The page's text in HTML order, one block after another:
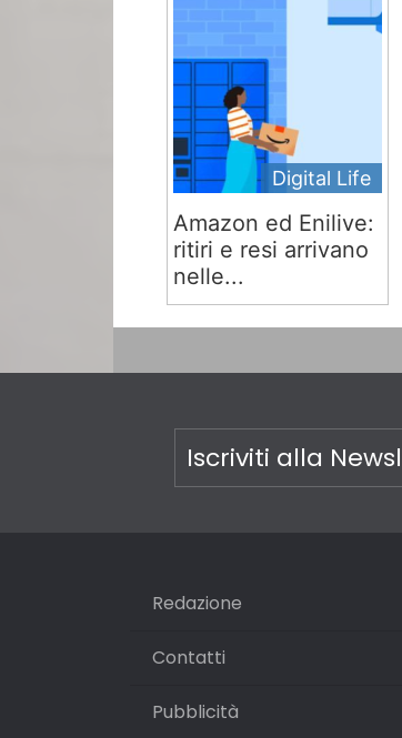
Digital Life
Amazon ed Enilive:
ritiri e resi arrivano
nelle...
Iscriviti alla
Redazione
Contatti
Pubblicità